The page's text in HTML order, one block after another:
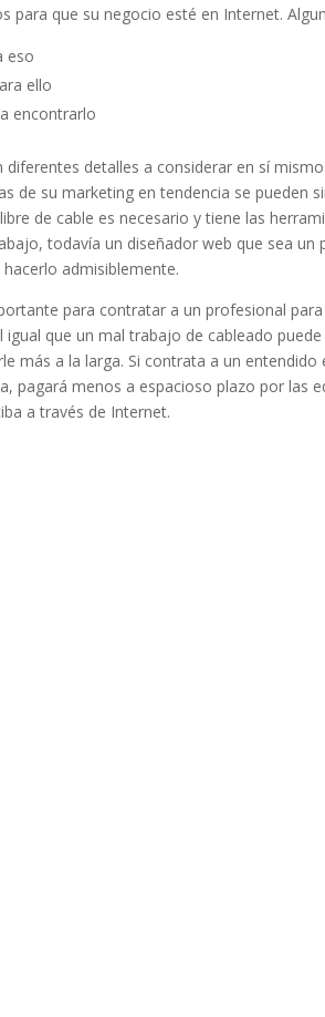
para que su negocio esté en Internet.
eso
ello
encontrarlo
diferentes detalles a considerar en sí
de su marketing en tendencia se pueden
de cable es necesario y tiene las
todavía un diseñador web que sea
admisiblemente.
para contratar a un profesional
igual que un mal trabajo de cableado
más a la larga. Si contrata a un
pagará menos a espacioso plazo por las
a través de Internet.